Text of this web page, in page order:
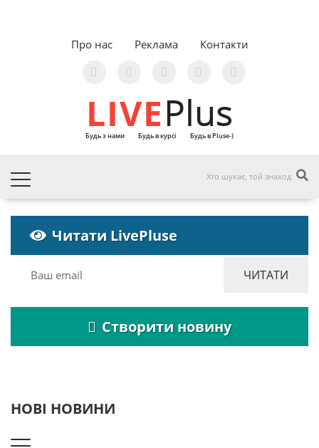
Про нас Реклама Контакти
LIVEPlus
Будь з нами Будь в курсі Будь в Pluse-)
Читати LivePluse
Створити новину
НОВІ НОВИНИ